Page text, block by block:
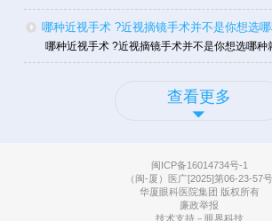
哪种近视手术 ?近视摘镜手术并不是你想选
哪种近视手术 ?近视摘镜手术并不是你想选哪种
查看更多
闽ICP备16014734号-1
（闽-厦）医广[2025]第06-23-57号
华厦眼科医院集团 版权所有
廉政举报
技术支持－眼界科技